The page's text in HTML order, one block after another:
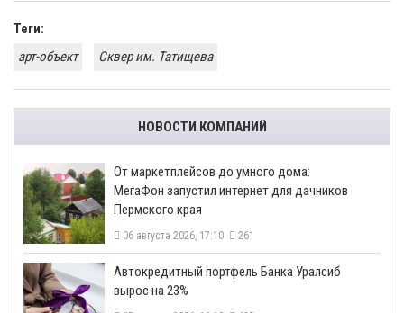
Теги:
арт-объект
Сквер им. Татищева
НОВОСТИ КОМПАНИЙ
От маркетплейсов до умного дома:
МегаФон запустил интернет для дачников
Пермского края
06 августа 2026, 17:10 261
​Автокредитный портфель Банка Уралсиб
вырос на 23%